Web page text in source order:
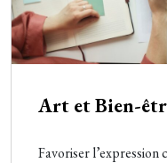
Art et Bien-
Favoriser l’expression